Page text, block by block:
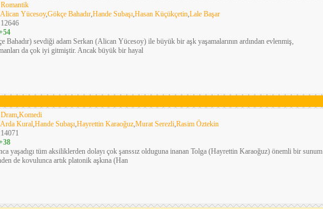
Romantik
Alican Yücesoy,Gökçe Bahadır,Hande Subaşı,Hasan Küçükçetin,Lale Başar
Bahadır) sevdiği adam Serkan (Alican Yücesoy) ile büyük bir aşk yaşamalarının ardından evlenmiş,
da çok iyi gitmiştir. Ancak büyük bir hayal
Dram,Komedi
Arda Kural,Hande Subaşı,Hayrettin Karaoğuz,Murat Serezli,Rasim Öztekin
yaşadıgı tüm aksiliklerden dolayı çok şanssız olduguna inanan Tolga (Hayrettin Karaoğuz) önemli bir sunum
de kovulunca artık platonik aşkına (Han